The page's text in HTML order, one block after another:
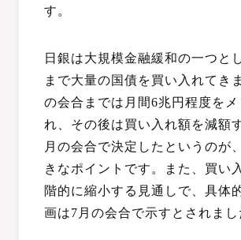
す。
日銀は大規模金融緩和の一つと
まで大量の国債を買い入れてき
の会合までは月間6兆円程度をメ
れ、その後は買い入れ額を減額
月の会合で決定したというのが
きなポイントです。また、買い
階的に縮小する見通しで、具体
画は7月の会合で示すとされまし